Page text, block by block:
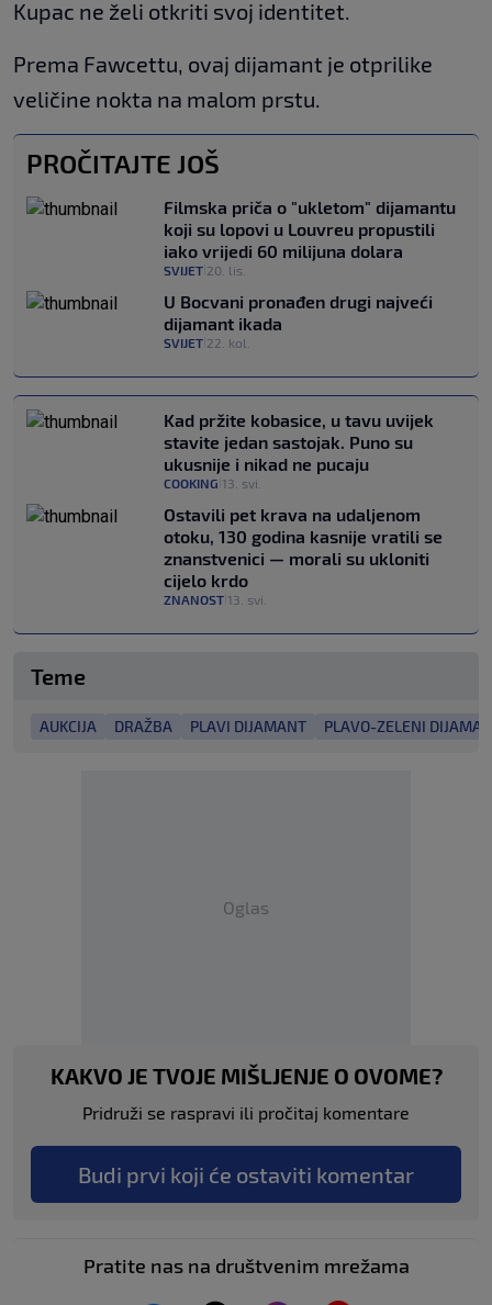
Kupac ne želi otkriti svoj identitet.
Prema Fawcettu, ovaj dijamant je otprilike
veličine nokta na malom prstu.
PROČITAJTE JOŠ
Filmska priča o "ukletom" dijamantu
koji su lopovi u Louvreu propustili
iako vrijedi 60 milijuna dolara
SVIJET 20. lis.
U Bocvani pronađen drugi najveći
dijamant ikada
SVIJET 22. kol.
Kad pržite kobasice, u tavu uvijek
stavite jedan sastojak. Puno su
ukusnije i nikad ne pucaju
COOKING 13. svi.
Ostavili pet krava na udaljenom
otoku, 130 godina kasnije vratili se
znanstvenici — morali su ukloniti
cijelo krdo
ZNANOST 13. svi.
Teme
AUKCIJA DRAŽBA PLAVI DIJAMANT PLAVO-ZELENI
Oglas
KAKVO JE TVOJE MIŠLJENJE O OVOME?
Pridruži se raspravi ili pročitaj komentare
Budi prvi koji će ostaviti komentar
Pratite nas na društvenim mrežama